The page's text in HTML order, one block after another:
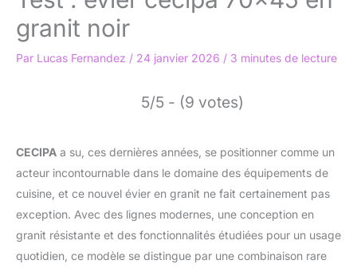
granit noir
Par Lucas Fernandez / 24 janvier 2026 / 3 minutes de lecture
5/5 - (9 votes)
CECIPA a su, ces dernières années, se positionner comme un
acteur incontournable dans le domaine des équipements de
cuisine, et ce nouvel évier en granit ne fait certainement pas
exception. Avec des lignes modernes, une conception en
granit résistante et des fonctionnalités étudiées pour un usage
quotidien, ce modèle se distingue par une combinaison rare